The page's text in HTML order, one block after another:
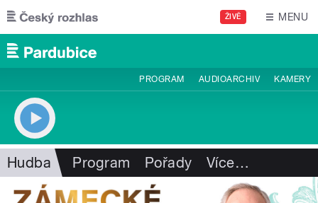
Přejít k hlavnímu obsahu
ŽIVĚ MENU
PROGRAM AUDIOARCHIV KAMERY
Hudba Program Pořady Více…